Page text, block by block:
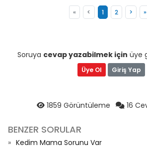
« < 1 2 > »
Soruya cevap yazabilmek için üye
Üye Ol Giriş Yap
1859 Görüntüleme 16
BENZER SORULAR
Kedim Mama Sorunu Var